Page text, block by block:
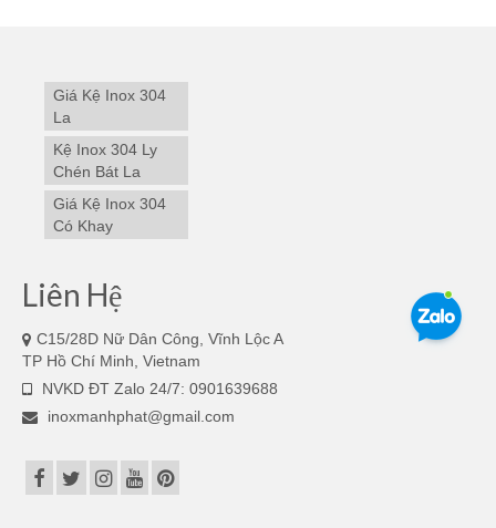
Giá Kệ Inox 304
La
Kệ Inox 304 Ly
Chén Bát La
Giá Kệ Inox 304
Có Khay
Liên Hệ
C15/28D Nữ Dân Công, Vĩnh Lộc A
TP Hồ Chí Minh, Vietnam
NVKD ĐT Zalo 24/7: 0901639688
inoxmanhphat@gmail.com